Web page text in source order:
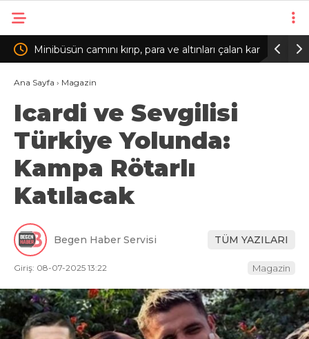
kar Edirne’de 2 otomobilin çarpıştığı kazada
yaralanan kadın kurtarılamadı/FOTOĞRAF
İPTALİ İLE GÜNCELLEME
Ana Sayfa › Magazin
Icardi ve Sevgilisi
Türkiye Yolunda:
Kampa Rötarlı
Katılacak
Begen Haber Servisi TÜM YAZILARI
Giriş: 08-07-2025 13:22 Magazin